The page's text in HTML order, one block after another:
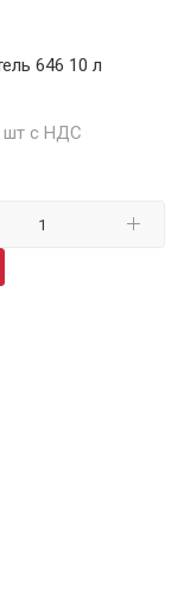
646 10 л
шт с НДС